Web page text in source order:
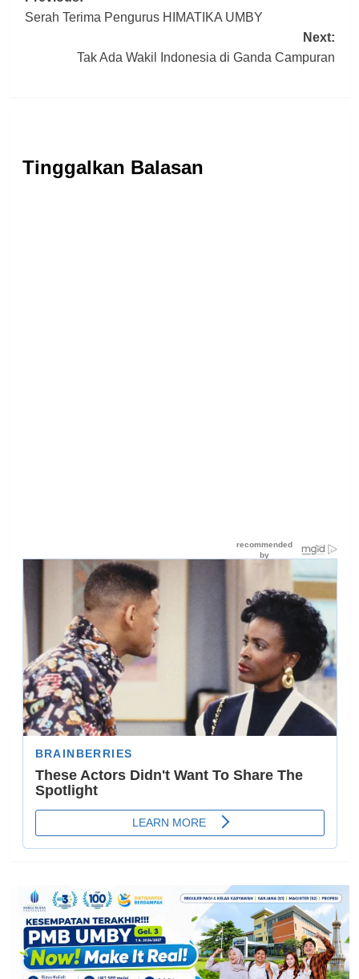
navigation
Serah Terima Pengurus HIMATIKA UMBY
Next:
Tak Ada Wakil Indonesia di Ganda Campuran
Tinggalkan Balasan